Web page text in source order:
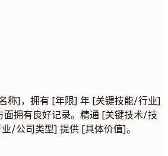
称]，拥有 [年限] 年 [关键技能/行业]
拥有良好记录。精通 [关键技术/技
/公司类型] 提供 [具体价值]。